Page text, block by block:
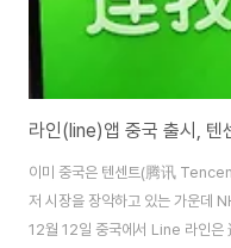
라인(line)앱 중국 출시, 텐
이미 중국은 텐센트(腾讯
저 시장을 장악하고 있는 가운데
12월 12일 중국에서 Line 라인